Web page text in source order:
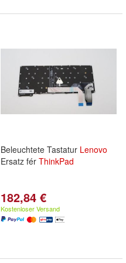
Beleuchtete Tastatur Lenovo
Ersatz fér ThinkPad
182,84 €
Kostenloser Versand